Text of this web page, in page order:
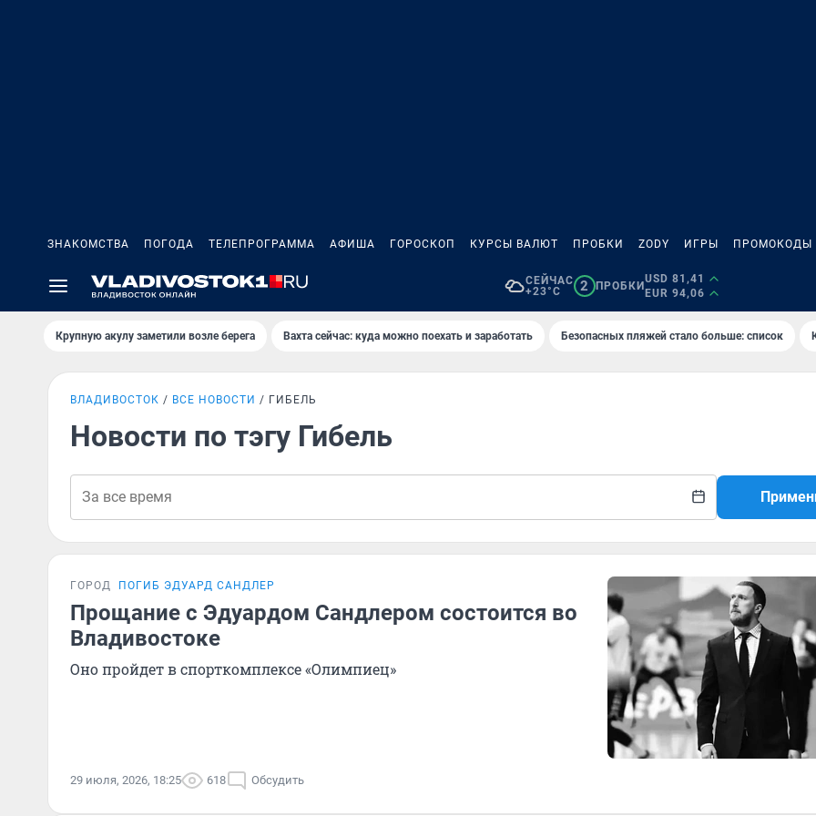
ЗНАКОМСТВА ПОГОДА ТЕЛЕПРОГРАММА АФИША ГОРОСКОП КУРСЫ ВАЛЮТ ПРОБКИ ZODY ИГРЫ ПРОМОКОДЫ
СЕЙЧАС
+23°C
2 ПРОБКИ
USD 81,41
EUR 94,06
Крупную акулу заметили возле берега Вахта сейчас: куда можно поехать и заработать Безопасных пляжей стало больше: список
ВЛАДИВОСТОК ВСЕ НОВОСТИ ГИБЕЛЬ
Новости по тэгу Гибель
ГОРОД ПОГИБ ЭДУАРД САНДЛЕР
Прощание с Эдуардом Сандлером состоится во
Владивостоке
Оно пройдет в спорткомплексе «Олимпиец»
29 июля, 2026, 18:25 618 Обсудить